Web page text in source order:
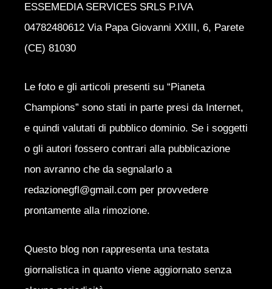
ESSEMEDIA SERVICES SRLS P.IVA
04782480612 Via Papa Giovanni XXIII, 6, Parete
(CE) 81030
Le foto e gli articoli presenti su “Pianeta
Champions” sono stati in parte presi da Internet,
e quindi valutati di pubblico dominio. Se i soggetti
o gli autori fossero contrari alla pubblicazione
non avranno che da segnalarlo a
redazionegfl@gmail.com per provvedere
prontamente alla rimozione.
Questo blog non rappresenta una testata
giornalistica in quanto viene aggiornato senza